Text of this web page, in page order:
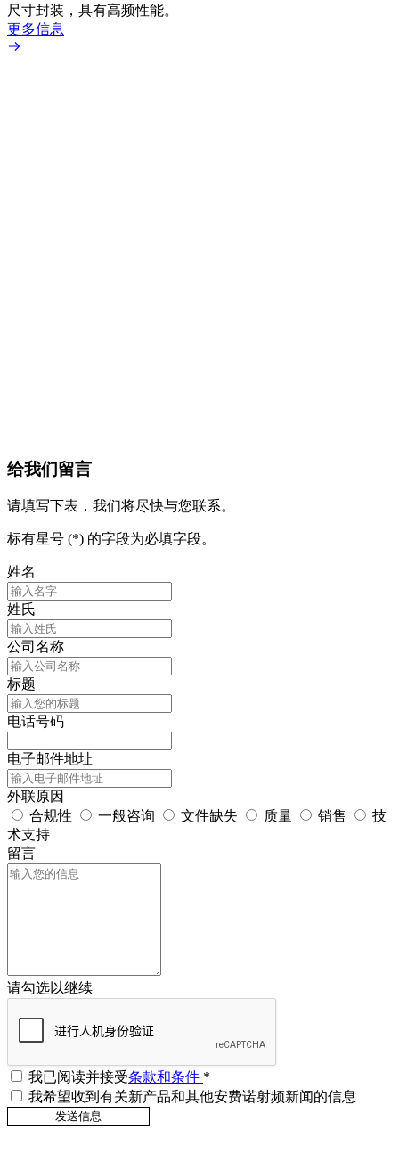
尺寸封装，具有高频性能。
更多信息
给我们留言
请填写下表，我们将尽快与您联系。
标有星号 (*) 的字段为必填字段。
姓名
姓氏
公司名称
标题
电话号码
电子邮件地址
外联原因
合规性
一般咨询 文件缺失 质量 销售
技
术支持
留言
请勾选以继续
我已阅读并接受条款和条件 *
我希望收到有关新产品和其他安费诺射频新闻的信息